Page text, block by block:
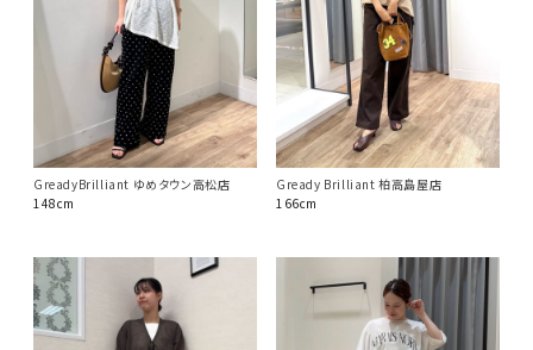
GreadyBrilliant ゆめタウン高松店
148cm
Gready Brilliant 柏高島屋店
166cm